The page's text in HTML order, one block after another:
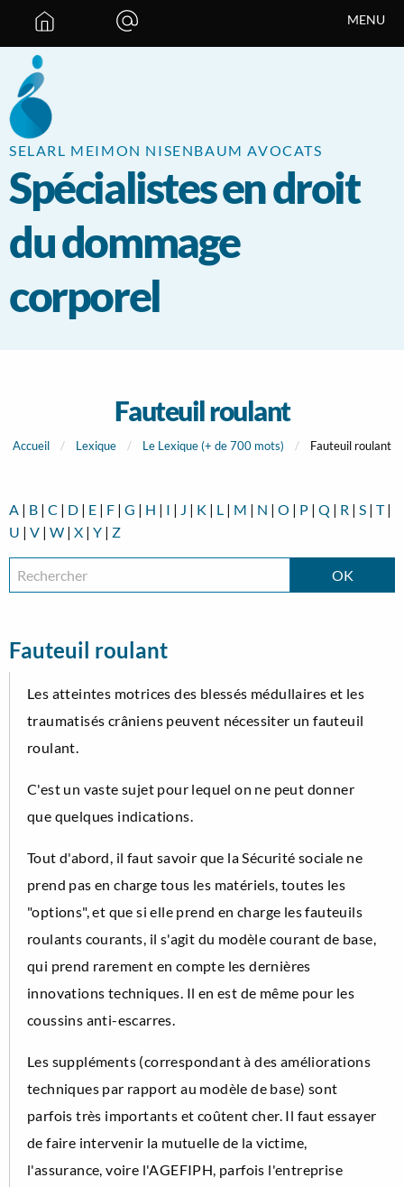
SELARL MEIMON NISENBAUM AVOCATS
Spécialistes en droit
du dommage
corporel
Fauteuil roulant
Accueil Lexique Le Lexique (+ de 700 mots) Fauteuil roulant
A | B | C | D | E | F | G | H | I | J | K | L | M | N | O | P | Q | R | S | T|
U | V | W | X | Y | Z
Fauteuil roulant
Les atteintes motrices des blessés médullaires et les
traumatisés crâniens peuvent nécessiter un fauteuil
roulant.
C'est un vaste sujet pour lequel on ne peut donner
que quelques indications.
Tout d'abord, il faut savoir que la Sécurité sociale ne
prend pas en charge tous les matériels, toutes les
"options", et que si elle prend en charge les fauteuils
roulants courants, il s'agit du modèle courant de base,
qui prend rarement en compte les dernières
innovations techniques. Il en est de même pour les
coussins anti-escarres.
Les suppléments (correspondant à des améliorations
techniques par rapport au modèle de base) sont
parfois très importants et coûtent cher. Il faut essayer
de faire intervenir la mutuelle de la victime,
l'assurance, voire l'AGEFIPH, parfois l'entreprise
MENU
Panneau de gestion des cookies